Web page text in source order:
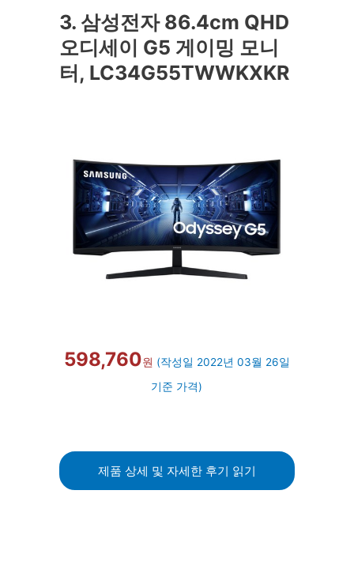
3. 삼성전자 86.4cm QHD
오디세이 G5 게이밍 모니
터, LC34G55TWWKXKR
598,760원 (작성일 2022년 03월 26일
기준 가격)
제품 상세 및 자세한 후기 읽기